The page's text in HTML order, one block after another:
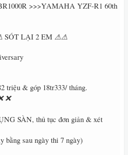
>>>YAMAHA YZF-R1 60th
SÓT LẠI 2 EM ⚠⚠
& góp 18tr333/ tháng.
❌
SÀN, thủ tục đơn giản & xét
sau ngày thi 7 ngày)